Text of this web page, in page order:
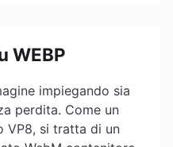
WEBP
impiegando sia
perdita. Come un
VP8, si tratta di un